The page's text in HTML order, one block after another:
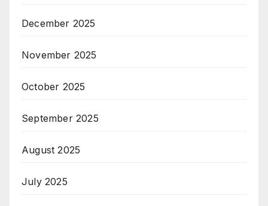
December 2025
November 2025
October 2025
September 2025
August 2025
July 2025